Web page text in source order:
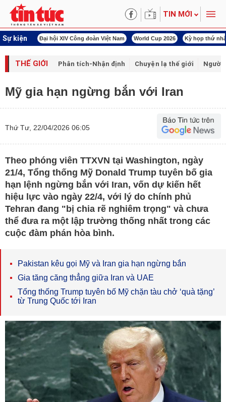
TIN MỚI
Sự kiện
ngày đêm Đại hội XIV Công đoàn Việt Nam World Cup 2026 Kỳ họp thứ
THẾ GIỚI Phân tích-Nhận định Chuyện lạ thế giới Người
Mỹ gia hạn ngừng bắn với Iran
Thứ Tư, 22/04/2026 06:05
Theo phóng viên TTXVN tại Washington, ngày
21/4, Tổng thống Mỹ Donald Trump tuyên bố gia
hạn lệnh ngừng bắn với Iran, vốn dự kiến hết
hiệu lực vào ngày 22/4, với lý do chính phủ
Tehran đang "bị chia rẽ nghiêm trọng" và chưa
thể đưa ra một lập trường thống nhất trong các
cuộc đàm phán hòa bình.
Pakistan kêu gọi Mỹ và Iran gia hạn ngừng bắn
Gia tăng căng thẳng giữa Iran và UAE
Tổng thống Trump tuyên bố Mỹ chặn tàu chở ‘quà tặng’
từ Trung Quốc tới Iran